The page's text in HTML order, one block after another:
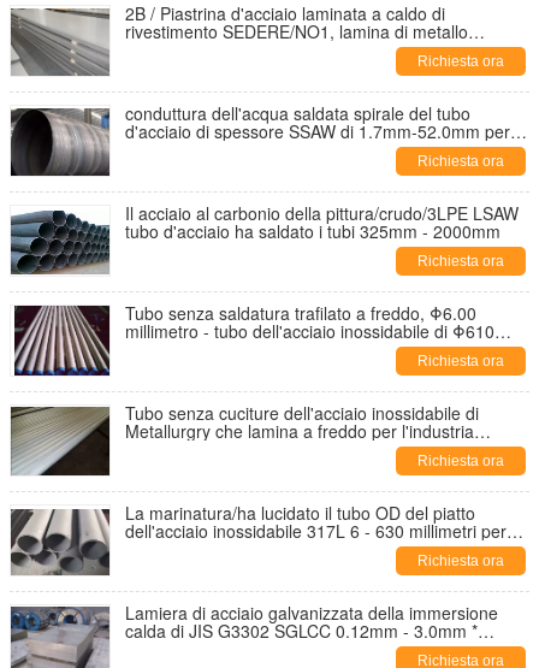
2B / Piastrina d'acciaio laminata a caldo di
rivestimento SEDERE/NO1, lamina di metallo
dell'acciaio inossidabile di 110mm - di 0.3mm
Richiesta ora
conduttura dell'acqua saldata spirale del tubo
d'acciaio di spessore SSAW di 1.7mm-52.0mm per
Richiesta ora
Il acciaio al carbonio della pittura/crudo/3LPE LSAW
tubo d'acciaio ha saldato i tubi 325mm - 2000mm
Richiesta ora
Tubo senza saldatura trafilato a freddo, Φ6.00
millimetro - tubo dell'acciaio inossidabile di Φ610
Richiesta ora
Tubo senza cuciture dell'acciaio inossidabile di
Metallurgry che lamina a freddo per l'industria
Richiesta ora
La marinatura/ha lucidato il tubo OD del piatto
dell'acciaio inossidabile 317L 6 - 630 millimetri per
Richiesta ora
Lamiera di acciaio galvanizzata della immersione
calda di JIS G3302 SGLCC 0.12mm - 3.0mm *
Richiesta ora